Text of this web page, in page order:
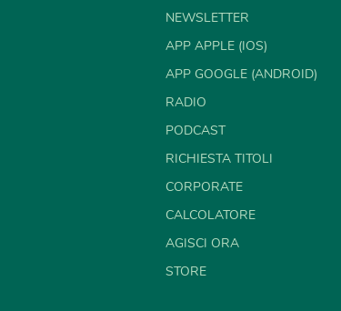
NEWSLETTER
APP APPLE (IOS)
APP GOOGLE (ANDROID)
RADIO
PODCAST
RICHIESTA TITOLI
CORPORATE
CALCOLATORE
AGISCI ORA
STORE